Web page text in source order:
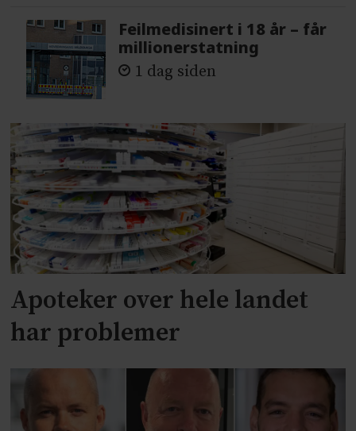
Feilmedisinert i 18 år – får
millionerstatning
1 dag siden
Apoteker over hele landet
har problemer